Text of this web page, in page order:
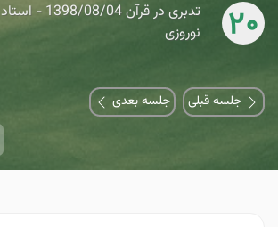
20
تدبری در قرآن
نوروزی
جلسه قبلی جلسه بعدی